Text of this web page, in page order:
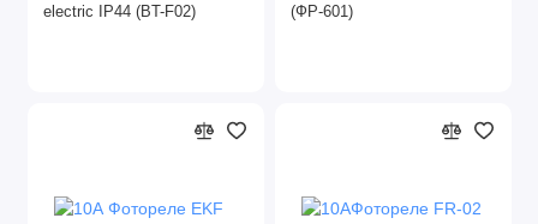
electric IP44 (BT-F02)
(ФР-601)